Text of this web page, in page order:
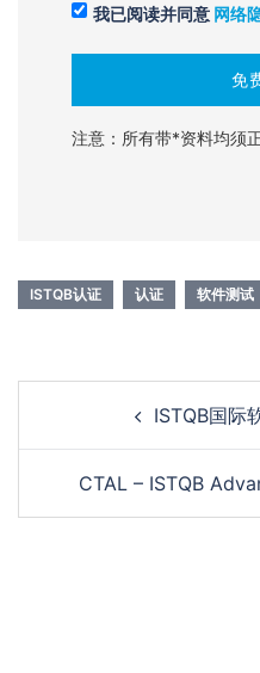
我已阅读并同意 网络
注意：所有带*资料均须
ISTQB认证 认证 软件测试
navigationISTQB国际
CTAL – ISTQB